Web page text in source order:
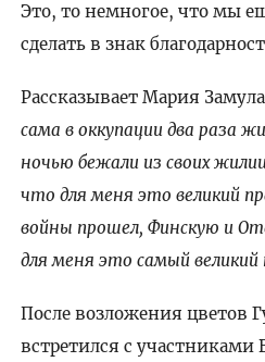
Это, то немногое, что мы
сделать в знак
Рассказывает Мария
сама в оккупации два раза
ночью бежали из своих
что для меня это великий
войны прошел, Финскую и
для меня это самый великий
После возложения цветов
встретился с участниками